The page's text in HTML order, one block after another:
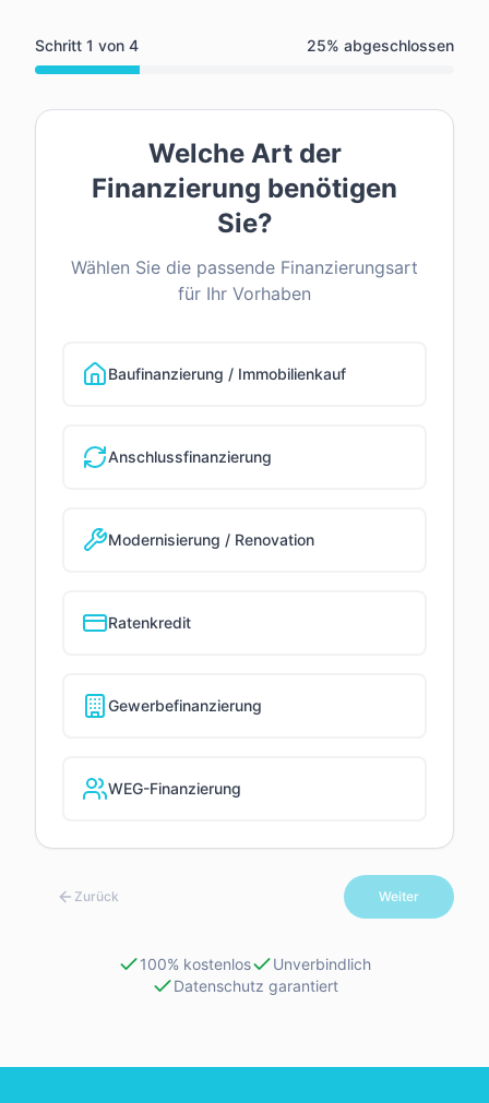
Schritt 1 von 4 25% abgeschlossen
Welche Art der
Finanzierung benötigen
Sie?
Wählen Sie die passende Finanzierungsart
für Ihr Vorhaben
Baufinanzierung / Immobilienkauf
Anschlussfinanzierung
Modernisierung / Renovation
Ratenkredit
Gewerbefinanzierung
WEG-Finanzierung
Zurück Weiter
100% kostenlos
Unverbindlich
Datenschutz garantiert